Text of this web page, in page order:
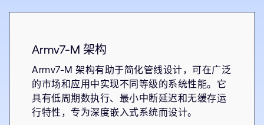
Armv7-M 架构
Armv7-M 架构有助于简化管线设计，可在广泛
的市场和应用中实现不同等级的系统性能。它
具有低周期数执行、最小中断延迟和无缓存运
行特性，专为深度嵌入式系统而设计。